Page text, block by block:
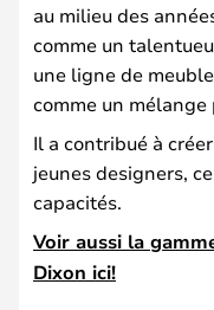
au milieu des
comme un
une ligne de
comme un
Il a contribué à
jeunes designers,
capacités.
Voir aussi la
Dixon ici!